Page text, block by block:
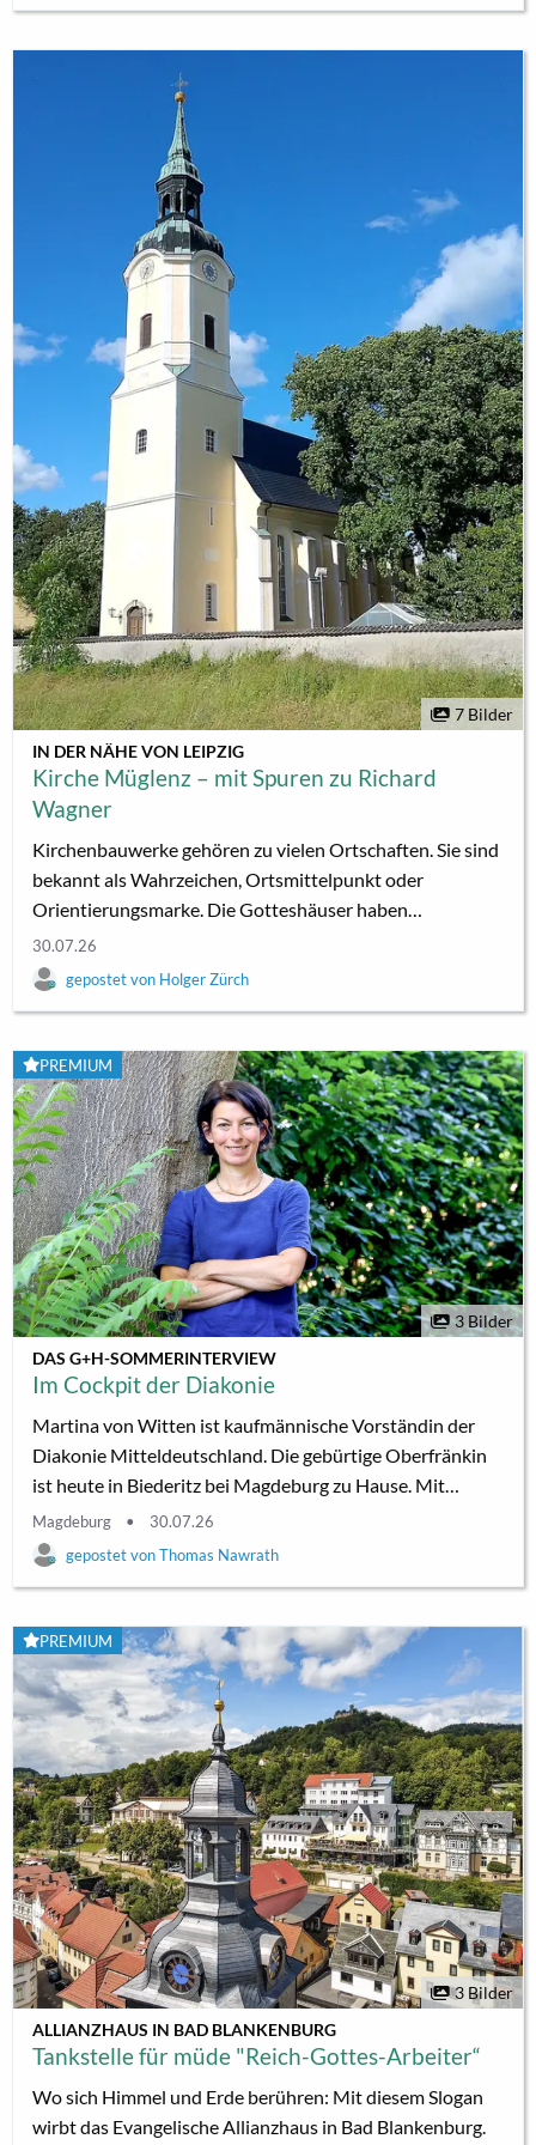
ausgeschöpft sind: Keine Therapie hält die Krankheit
noch auf – nur ein Wunder kann Heilung...
7 Bilder
IN DER NÄHE VON LEIPZIG
Kirche Müglenz – mit Spuren zu Richard
Wagner
Kirchenbauwerke gehören zu vielen Ortschaften. Sie sind
bekannt als Wahrzeichen, Ortsmittelpunkt oder
Orientierungsmarke. Die Gotteshäuser haben
architektonisch, kunsthistorisch und
regionalgeschichtlich vielfältige Bedeutung. Diesmal geht
Richard Wagner. Die evangelische Kirche zu Müglenz ist
eine barocke Saalkirche im Ortsteil Müglenz der
Gemeinde Lossatal bei Wurzen im Landkreis Leipzig...
30.07.26
Holger Zürch
PREMIUM
3 Bilder
DAS G+H-SOMMERINTERVIEW
Im Cockpit der Diakonie
Martina von Witten ist kaufmännische Vorständin der
Diakonie Mitteldeutschland. Die gebürtige Oberfränkin
ist heute in Biederitz bei Magdeburg zu Hause. Mit
Claudia Crodel sprach sie über Kindheitsträume, ihre
Liebe zu Zahlen und darüber, was die geplanten
Mitteldeutschland tätig. Was sind Ihre Aufgaben?
Martina von Witten: Oberkirchenrat Christoph Stolte
und ich sind ein...
Magdeburg
30.07.26
Thomas Nawrath
PREMIUM
3 Bilder
ALLIANZHAUS IN BAD BLANKENBURG
Tankstelle für müde "Reich-Gottes-Arbeiter“
Wo sich Himmel und Erde berühren: Mit diesem Slogan
wirbt das Evangelische Allianzhaus in Bad Blankenburg.